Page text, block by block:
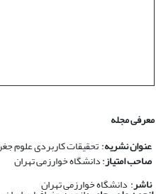
معرفی مجله
عنوان نشریه: تحقیقات کاربردی علوم
صاحب امتیاز: دانشگاه خوارزمی تهران
ناشر: دانشگاه خوارزمی تهران